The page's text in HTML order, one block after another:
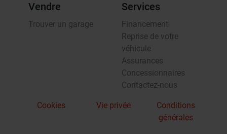
Vendre
Trouver un garage
Services
Financement
Reprise de votre
véhicule
Assurances
Concessionnaires
Contactez-nous
Cookies Vie privée
Conditions
générales